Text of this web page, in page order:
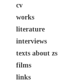
cv
works
literature
interviews
texts about zs
films
links